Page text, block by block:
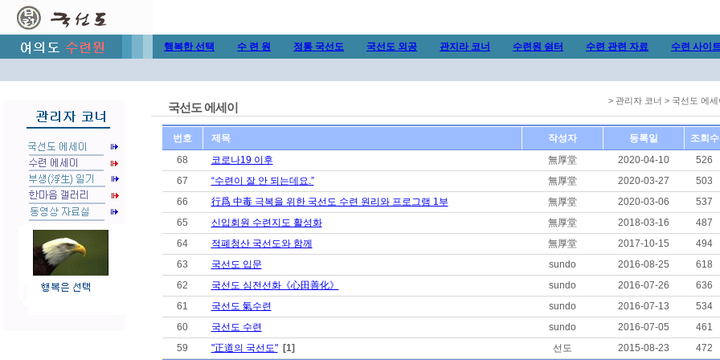
행복한 선택 수 련 원 정통 국선도 국선도 외공 관지라 코너 수련원 쉼터 수련 관련 자료 수련 사이
국선도 에세이
> 관리자 코너 > 국선도 에세
번호 제목 작성자 등록일
조회수
68
코로나19 이후 無厚堂 2020-04-10
526
67
“수련이 잘 안 되는데요.” 無厚堂 2020-03-27
503
66
行爲 中毒 극복을 위한 국선도 수련 원리와 프로그램 1부 無厚堂 2020-03-06
537
65
신입회원 수련지도 활성화 無厚堂 2018-03-16
487
64
적폐청산 국선도와 함께 無厚堂 2017-10-15
494
63
국선도 입문 sundo 2016-08-25
618
62
국선도 심전선화《心田善化》 sundo 2016-07-26
636
61
국선도 氣수련 sundo 2016-07-13
534
60
국선도 수련 sundo 2016-07-05
461
59
"正道의 국선도" [1] 선도 2015-08-23 472